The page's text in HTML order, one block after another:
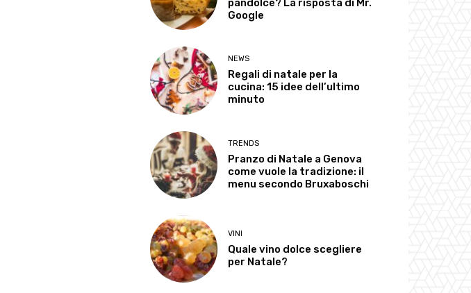
pandolce? La risposta di Mr.
Google
NEWS
Regali di natale per la
cucina: 15 idee dell’ultimo
minuto
TRENDS
Pranzo di Natale a Genova
come vuole la tradizione: il
menu secondo Bruxaboschi
VINI
Quale vino dolce scegliere
per Natale?